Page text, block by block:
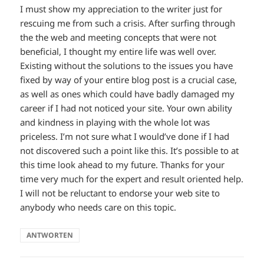
I must show my appreciation to the writer just for
rescuing me from such a crisis. After surfing through
the the web and meeting concepts that were not
beneficial, I thought my entire life was well over.
Existing without the solutions to the issues you have
fixed by way of your entire blog post is a crucial case,
as well as ones which could have badly damaged my
career if I had not noticed your site. Your own ability
and kindness in playing with the whole lot was
priceless. I’m not sure what I would’ve done if I had
not discovered such a point like this. It’s possible to at
this time look ahead to my future. Thanks for your
time very much for the expert and result oriented help.
I will not be reluctant to endorse your web site to
anybody who needs care on this topic.
ANTWORTEN